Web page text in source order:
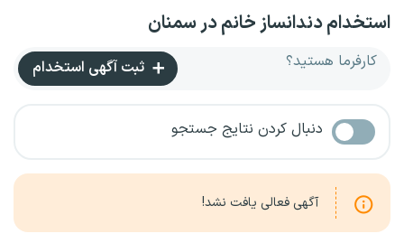
استخدام دندانساز خانم در سمنان
کارفرما هستید؟ ثبت آگهی استخدام
دنبال کردن نتایج جستجو
آگهی فعالی یافت نشد!